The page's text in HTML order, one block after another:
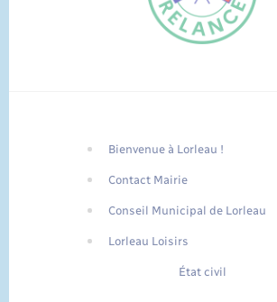
Traduction du
FR
Bienvenue à Lorleau !
Contact Mairie
Conseil Municipal de Lorleau
Lorleau Loisirs
État civil